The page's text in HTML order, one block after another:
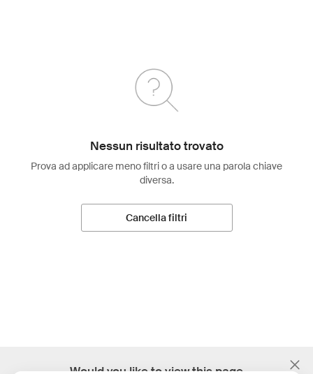
Nessun risultato trovato
Prova ad applicare meno filtri o a usare una parola chiave
diversa.
Cancella filtri